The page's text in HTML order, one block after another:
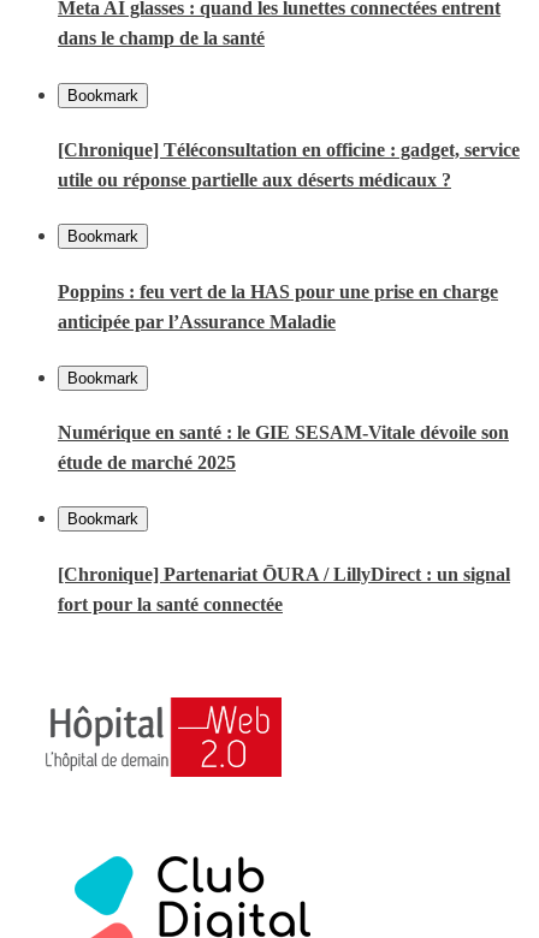
Meta AI glasses : quand les lunettes connectées entrent
dans le champ de la santé
Bookmark
[Chronique] Téléconsultation en officine : gadget, service
utile ou réponse partielle aux déserts médicaux ?
Bookmark
Poppins : feu vert de la HAS pour une prise en charge
anticipée par l’Assurance Maladie
Bookmark
Numérique en santé : le GIE SESAM-Vitale dévoile son
étude de marché 2025
Bookmark
[Chronique] Partenariat ŌURA / LillyDirect : un signal
fort pour la santé connectée